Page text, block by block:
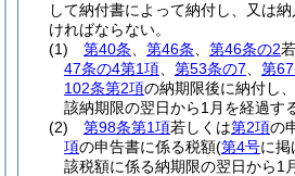
して納付書によって納付し、又は
ければならない。
(1)
第40条 第46条 第46条の2
47条の4第1項
第53条の7 第
102条第2項の納期限後に納付し
該納期限の翌日から1月を経過す
(2)
第98条第1項若しくは第2項の
項の申告書に係る税額(第4号に掲
該税額に係る納期限の翌日から1